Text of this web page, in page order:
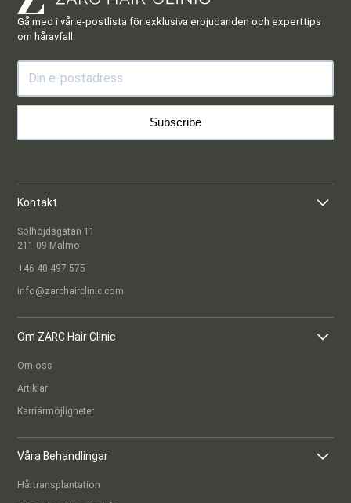
Gå med i vår e-postlista för exklusiva erbjudanden och experttips
om håravfall
Subscribe
Kontakt
Solhöjdsgatan 11
211 09 Malmö
+46 40 497 575
info@zarchairclinic.com
Om ZARC Hair Clinic
Om oss
Artiklar
Karriärmöjligheter
Våra Behandlingar
Hårtransplantation